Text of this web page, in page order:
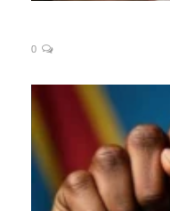
0